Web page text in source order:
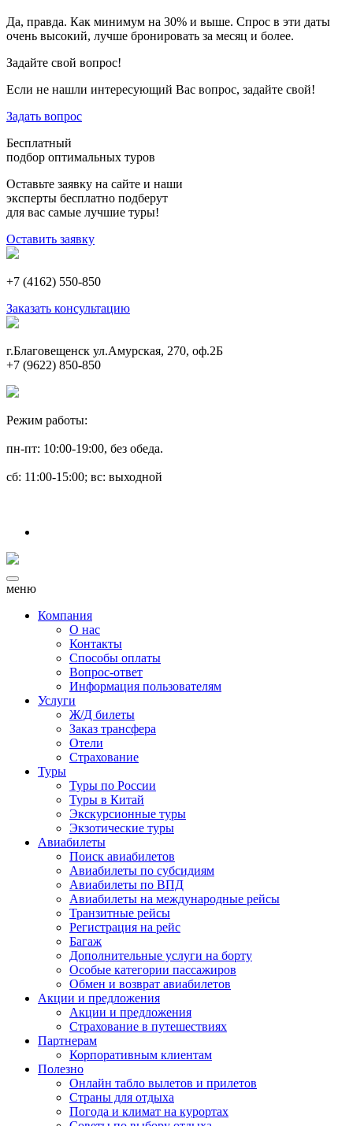
Да, правда. Как минимум на 30% и выше. Спрос в эти даты
очень высокий, лучше бронировать за месяц и более.
Задайте свой вопрос!
Если не нашли интересующий Вас вопрос, задайте свой!
Задать вопрос
Бесплатный
подбор оптимальных туров
Оставьте заявку на сайте и наши
эксперты бесплатно подберут
для вас самые лучшие туры!
Оставить заявку
+7 (4162) 550-850
Заказать консультацию
г.Благовещенск ул.Амурская, 270, оф.2Б
+7 (9622) 850-850
Режим работы:
пн-пт: 10:00-19:00, без обеда.
сб: 11:00-15:00; вс: выходной
меню
Компания
О нас
Контакты
Способы оплаты
Вопрос-ответ
Информация пользователям
Услуги
Ж/Д билеты
Заказ трансфера
Отели
Страхование
Туры
Туры по России
Туры в Китай
Экскурсионные туры
Экзотические туры
Авиабилеты
Поиск авиабилетов
Авиабилеты по субсидиям
Авиабилеты по ВПД
Авиабилеты на международные рейсы
Транзитные рейсы
Регистрация на рейс
Багаж
Дополнительные услуги на борту
Особые категории пассажиров
Обмен и возврат авиабилетов
Акции и предложения
Акции и предложения
Страхование в путешествиях
Партнерам
Корпоративным клиентам
Полезно
Онлайн табло вылетов и прилетов
Страны для отдыха
Погода и климат на курортах